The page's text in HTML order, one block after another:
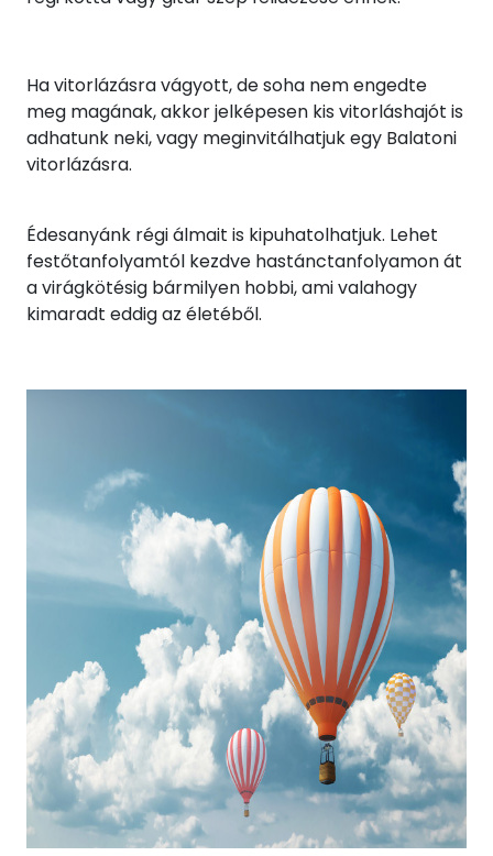
Ha vitorlázásra vágyott, de soha nem engedte
meg magának, akkor jelképesen kis vitorláshajót is
adhatunk neki, vagy meginvitálhatjuk egy Balatoni
vitorlázásra.
Édesanyánk régi álmait is kipuhatolhatjuk. Lehet
festőtanfolyamtól kezdve hastánctanfolyamon át
a virágkötésig bármilyen hobbi, ami valahogy
kimaradt eddig az életéből.